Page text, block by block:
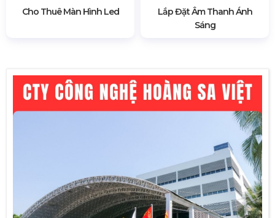
Cho Thuê Màn Hình Led
Lắp Đặt Âm Thanh Ánh
Sáng